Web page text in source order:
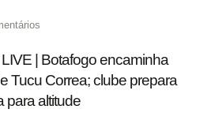
| Botafogo encaminha
Tucu Correa; clube prepara
para altitude